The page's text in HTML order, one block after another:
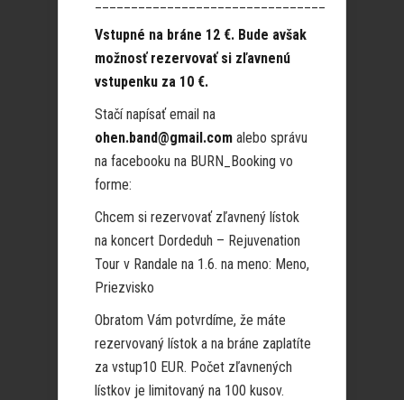
Vstupné na bráne 12 €. Bude avšak
možnosť rezervovať si zľavnenú
vstupenku za 10 €.
Stačí napísať email na
ohen.band@gmail.com alebo správu
na facebooku na BURN_Booking vo
forme:
Chcem si rezervovať zľavnený lístok
na koncert Dordeduh – Rejuvenation
Tour v Randale na 1.6. na meno: Meno,
Priezvisko
Obratom Vám potvrdíme, že máte
rezervovaný lístok a na bráne zaplatíte
za vstup10 EUR. Počet zľavnených
lístkov je limitovaný na 100 kusov.